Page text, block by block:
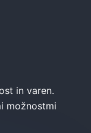
in varen.
možnostmi